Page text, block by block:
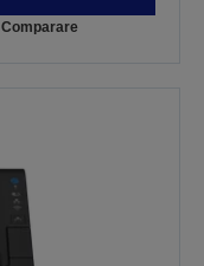
Comparare